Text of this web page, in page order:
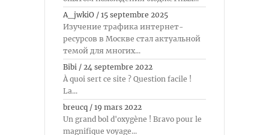
A_jwkiO / 15 septembre 2025
Изучение трафика интернет-
ресурсов в Москве стал актуальной
темой для многих...
Bibi / 24 septembre 2022
À quoi sert ce site ? Question facile !
La...
breucq / 19 mars 2022
Un grand bol d'oxygène ! Bravo pour le
magnifique voyage...